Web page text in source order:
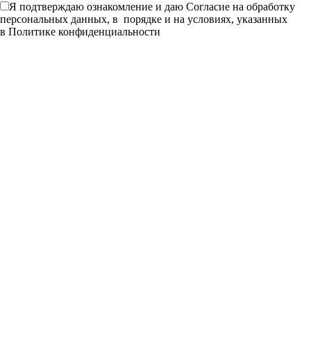
Я подтверждаю ознакомление и даю Согласие на обработку
персональных данных, в порядке и на условиях, указанных
в Политике конфиденциальности